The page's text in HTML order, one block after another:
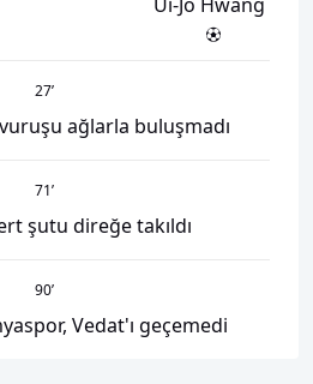
27’
ağlarla buluşmadı
71’
şutu direğe takıldı
90’
Vedat'ı geçemedi